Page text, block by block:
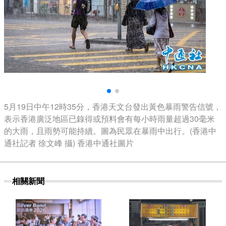
5月19日中午12時35分，香港天文台發出黃色暴雨警告信號，
表示香港廣泛地區已錄得或預料會有每小時雨量超過30毫米
的大雨，且雨勢可能持續。圖為民眾在暴雨中出行。(香港中
通社記者 徐文峰 攝) 香港中通社圖片
相關新聞